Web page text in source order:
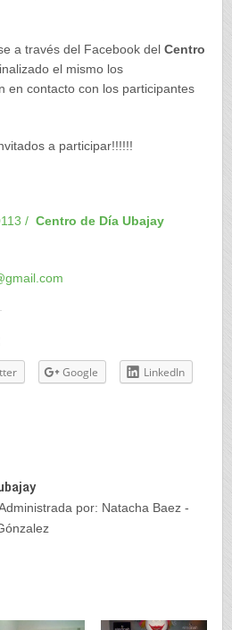
a través del Facebook delCentro
finalizado el mismo los
en contacto con los participantes
a participar!!!!!!
/Centro de Día Ubajay
Google
LinkedIn
por: Natacha Baez -